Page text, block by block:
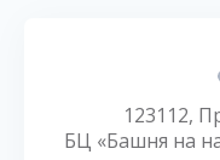
123112,
БЦ «Башня на